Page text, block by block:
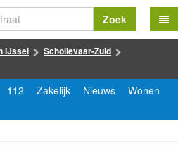
Zoek
IJssel
Schollevaar-Zuid
112 Zakelijk Nieuws
Wonen